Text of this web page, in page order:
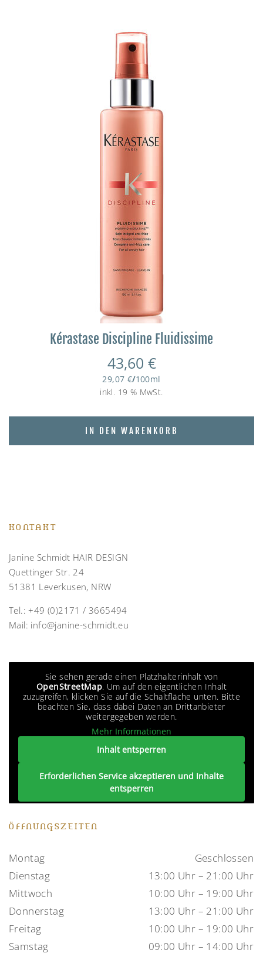
Kérastase Discipline Fluidissime
43,60 €
29,07 €/100ml
inkl. 19 % MwSt.
IN DEN WARENKORB
KONTAKT
Janine Schmidt HAIR DESIGN
Quettinger Str. 24
51381 Leverkusen, NRW
Tel.:+49 (0)2171 / 3665494
Mail: info@janine-schmidt.eu
Sie sehen gerade einen Platzhalterinhalt von
OpenStreetMap. Um auf den eigentlichen Inhalt
zuzugreifen, klicken Sie auf die Schaltfläche unten. Bitte
beachten Sie, dass dabei Daten an Drittanbieter
weitergegeben werden.
Mehr Informationen
Inhalt entsperren
Erforderlichen Service akzeptieren und Inhalte
entsperren
ÖFFNUNGSZEITEN
Montag
Geschlossen
Dienstag
13:00 Uhr – 21:00 Uhr
Mittwoch
10:00 Uhr – 19:00 Uhr
Donnerstag
13:00 Uhr – 21:00 Uhr
Freitag
10:00 Uhr – 19:00 Uhr
Samstag
09:00 Uhr – 14:00 Uhr